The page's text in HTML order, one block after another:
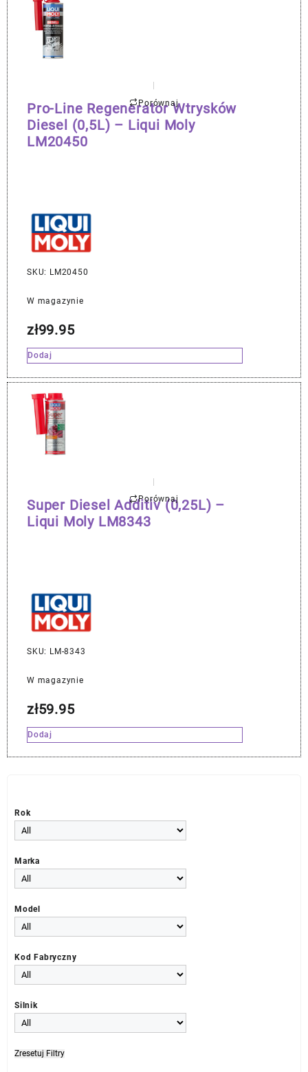
Porównaj
Pro-Line Regenerator Wtrysków
Diesel (0,5L) – Liqui Moly
LM20450
SKU: LM20450
W magazynie
zł99.95
Dodaj
Porównaj
Super Diesel Additiv (0,25L) –
Liqui Moly LM8343
SKU: LM-8343
W magazynie
zł59.95
Dodaj
Rok
Marka
Model
Kod Fabryczny
Silnik
Zresetuj Filtry